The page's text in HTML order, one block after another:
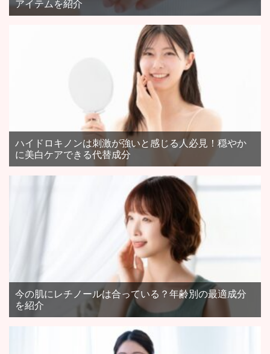
アイテムを紹介
ハイドロキノンは刺激が強いと感じる人必見！穏やか
に美白ケアできる代替成分
今の肌にレチノールは合っている？年齢別の最適成分
を紹介